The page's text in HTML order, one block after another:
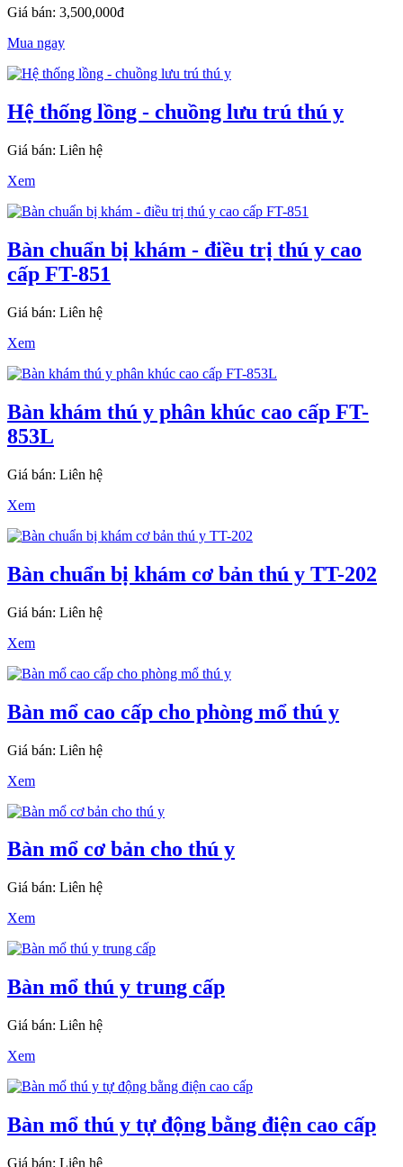
Giá bán: 3,500,000đ
Mua ngay
Hệ thống lồng - chuồng lưu trú thú y
Giá bán: Liên hệ
Xem
Bàn chuẩn bị khám - điều trị thú y cao
cấp FT-851
Giá bán: Liên hệ
Xem
Bàn khám thú y phân khúc cao cấp FT-
853L
Giá bán: Liên hệ
Xem
Bàn chuẩn bị khám cơ bản thú y TT-202
Giá bán: Liên hệ
Xem
Bàn mổ cao cấp cho phòng mổ thú y
Giá bán: Liên hệ
Xem
Bàn mổ cơ bản cho thú y
Giá bán: Liên hệ
Xem
Bàn mổ thú y trung cấp
Giá bán: Liên hệ
Xem
Bàn mổ thú y tự động bằng điện cao cấp
Giá bán: Liên hệ